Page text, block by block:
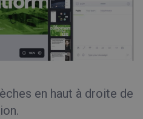
en haut à droite de